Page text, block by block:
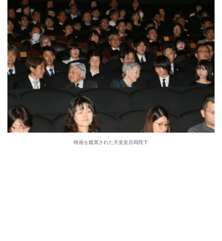
映画を鑑賞された天皇皇后両陛下